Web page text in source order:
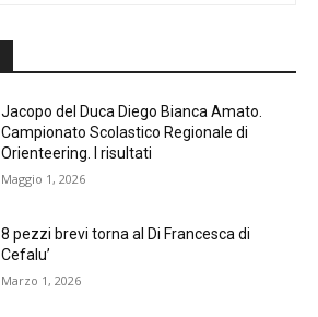
Jacopo del Duca Diego Bianca Amato.
Campionato Scolastico Regionale di
Orienteering. I risultati
Maggio 1, 2026
8 pezzi brevi torna al Di Francesca di
Cefalu’
Marzo 1, 2026